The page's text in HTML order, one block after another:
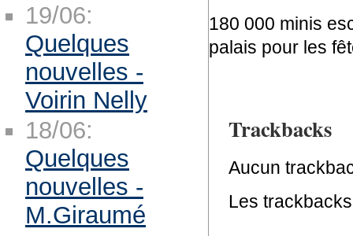
180 000 minis
palais pour les
Trackbacks
Aucun
Les
19/06:
Quelques
nouvelles -
Voirin Nelly
18/06:
Quelques
nouvelles -
M.Giraumé